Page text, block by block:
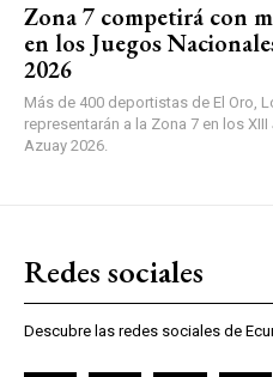
Zona 7 competirá con
en los Juegos
2026
Más de 400 deportistas de El Oro,
representarán a la Zona 7 en los
Azuay 2026.
Redes sociales
Descubre las redes sociales de